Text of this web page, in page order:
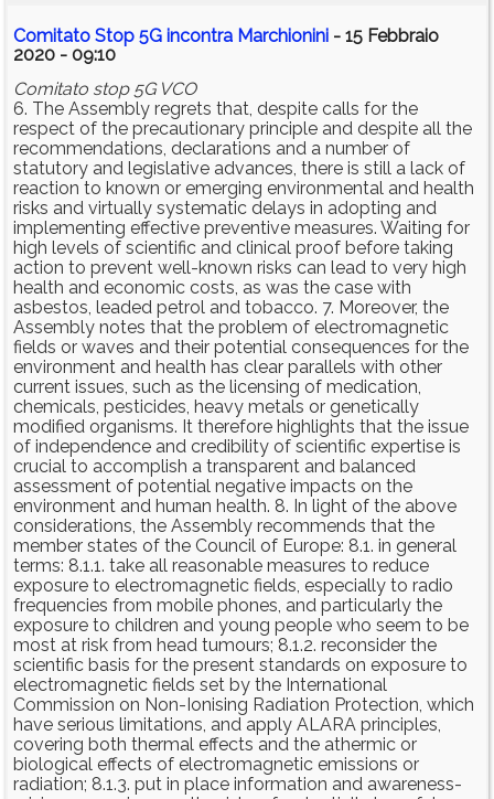
Comitato Stop 5G incontra Marchionini - 15 Febbraio
2020 - 09:10
Comitato stop 5G VCO
6. The Assembly regrets that, despite calls for the
respect of the precautionary principle and despite all the
recommendations, declarations and a number of
statutory and legislative advances, there is still a lack of
reaction to known or emerging environmental and health
risks and virtually systematic delays in adopting and
implementing effective preventive measures. Waiting for
high levels of scientific and clinical proof before taking
action to prevent well-known risks can lead to very high
health and economic costs, as was the case with
asbestos, leaded petrol and tobacco. 7. Moreover, the
Assembly notes that the problem of electromagnetic
fields or waves and their potential consequences for the
environment and health has clear parallels with other
current issues, such as the licensing of medication,
chemicals, pesticides, heavy metals or genetically
modified organisms. It therefore highlights that the issue
of independence and credibility of scientific expertise is
crucial to accomplish a transparent and balanced
assessment of potential negative impacts on the
environment and human health. 8. In light of the above
considerations, the Assembly recommends that the
member states of the Council of Europe: 8.1. in general
terms: 8.1.1. take all reasonable measures to reduce
exposure to electromagnetic fields, especially to radio
frequencies from mobile phones, and particularly the
exposure to children and young people who seem to be
most at risk from head tumours; 8.1.2. reconsider the
scientific basis for the present standards on exposure to
electromagnetic fields set by the International
Commission on Non-Ionising Radiation Protection, which
have serious limitations, and apply ALARA principles,
covering both thermal effects and the athermic or
biological effects of electromagnetic emissions or
radiation; 8.1.3. put in place information and awareness-